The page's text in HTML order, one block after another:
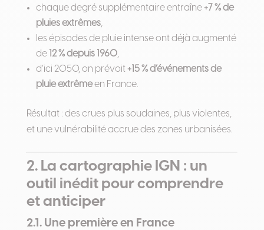
chaque degré supplémentaire entraîne +7 % de
pluies extrêmes,
les épisodes de pluie intense ont déjà augmenté
de 12 % depuis 1960,
d’ici 2050, on prévoit +15 % d’événements de
pluie extrêmeen France.
Résultat : des crues plus soudaines, plus violentes,
et une vulnérabilité accrue des zones urbanisées.
2. La cartographie IGN : un
outil inédit pour comprendre
et anticiper
2.1. Une première en France